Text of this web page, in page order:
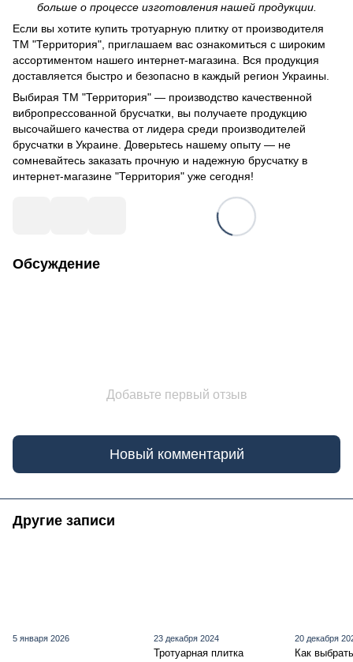
больше о процессе изготовления нашей продукции.
Если вы хотите купить тротуарную плитку от производителя
ТМ "Территория", приглашаем вас ознакомиться с широким
ассортиментом нашего интернет-магазина. Вся продукция
доставляется быстро и безопасно в каждый регион Украины.
Выбирая ТМ "Территория" — производство качественной
вибропрессованной брусчатки, вы получаете продукцию
высочайшего качества от лидера среди производителей
брусчатки в Украине. Доверьтесь нашему опыту — не
сомневайтесь заказать прочную и надежную брусчатку в
интернет-магазине "Территория" уже сегодня!
Обсуждение
Добавьте первый отзыв
Новый комментарий
Другие записи
5 января 2026 23 декабря 2024
Тротуарная плитка
20 декабря
Как